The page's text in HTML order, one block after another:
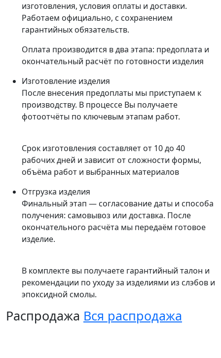
изготовления, условия оплаты и доставки.
Работаем официально, с сохранением
гарантийных обязательств.
Оплата производится в два этапа: предоплата и
окончательный расчёт по готовности изделия
Изготовление изделия
После внесения предоплаты мы приступаем к
производству. В процессе Вы получаете
фотоотчёты по ключевым этапам работ.
Срок изготовления составляет от 10 до 40
рабочих дней и зависит от сложности формы,
объёма работ и выбранных материалов
Отгрузка изделия
Финальный этап — согласование даты и способа
получения: самовывоз или доставка. После
окончательного расчёта мы передаём готовое
изделие.
В комплекте вы получаете гарантийный талон и
рекомендации по уходу за изделиями из слэбов и
эпоксидной смолы.
Распродажа Вся распродажа